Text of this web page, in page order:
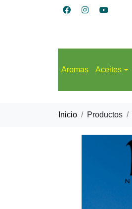
Aromas Aceites
Inicio Productos